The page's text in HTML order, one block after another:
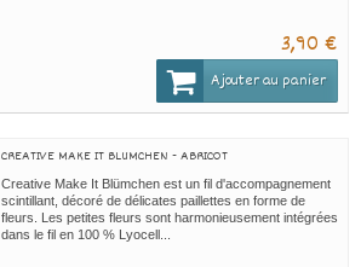
3,90 €
Ajouter au panier
CREATIVE MAKE IT BLUMCHEN - ABRICOT
Creative Make It Blümchen est un fil d'accompagnement
scintillant, décoré de délicates paillettes en forme de
fleurs. Les petites fleurs sont harmonieusement intégrées
dans le fil en 100 % Lyocell...